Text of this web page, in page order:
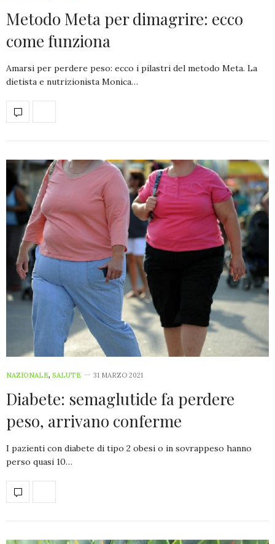
Metodo Meta per dimagrire: ecco
come funziona
Amarsi per perdere peso: ecco i pilastri del metodo Meta. La
dietista e nutrizionista Monica…
NAZIONALE, SALUTE 31 MARZO 2021
Diabete: semaglutide fa perdere
peso, arrivano conferme
I pazienti con diabete di tipo 2 obesi o in sovrappeso hanno
perso quasi 10…